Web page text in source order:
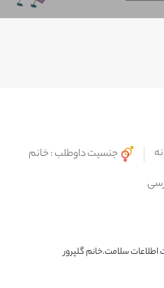
جنسیت داوطلب : خانم
سلامت.خانم گلپرور